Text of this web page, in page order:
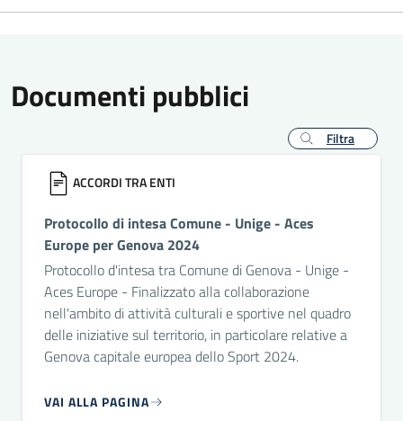
Documenti pubblici
Filtra
ACCORDI TRA ENTI
Protocollo di intesa Comune - Unige - Aces
Europe per Genova 2024
Protocollo d'intesa tra Comune di Genova - Unige -
Aces Europe - Finalizzato alla collaborazione
nell'ambito di attività culturali e sportive nel quadro
delle iniziative sul territorio, in particolare relative a
Genova capitale europea dello Sport 2024.
VAI ALLA PAGINA